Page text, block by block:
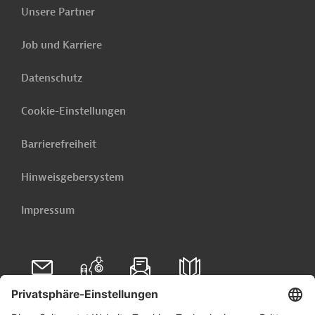
Unsere Partner
Job und Karriere
Datenschutz
Cookie-Einstellungen
Barrierefreiheit
Hinweisgebersystem
Impressum